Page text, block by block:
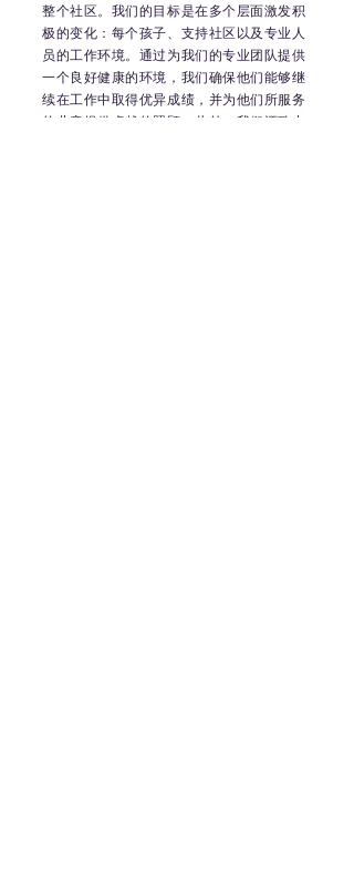
整个社区。我们的目标是在多个层面激发积
极的变化：每个孩子、支持社区以及专业人
员的工作环境。通过为我们的专业团队提供
一个良好健康的环境，我们确保他们能够继
续在工作中取得优异成绩，并为他们所服务
的儿童提供卓越的照顾。此外，我们还致力